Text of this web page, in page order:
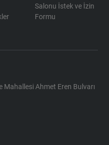
Salonu İstek ve İzin
Formu
Mahallesi Ahmet Eren Bulvarı